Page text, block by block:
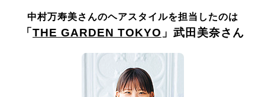
中村万寿美さんのヘアスタイルを担当したのは
「 THE GARDEN TOKYO 」武田美奈さん